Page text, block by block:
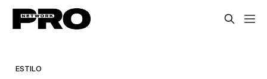
ESTILO